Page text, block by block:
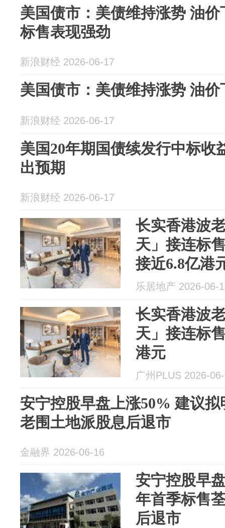
美国债市：美债维持涨势 油
标售表现强劲
新浪财经 2026-06-17
美国债市：美债维持涨势 油
新浪财经 2026-06-17
美国20年期国债续发行中标收
出预期
新浪财经 2026-06-17
长实香港波
天」接连标
接近6.8亿港
乐居地产 2026-06-
长实香港波
天」接连标
港元
广州PLUS 2026-
安宁控股早盘上涨50% 建议
老围土地派股息后退市
金融界 2026-06-16
安宁控股早
年首季标售
后退市